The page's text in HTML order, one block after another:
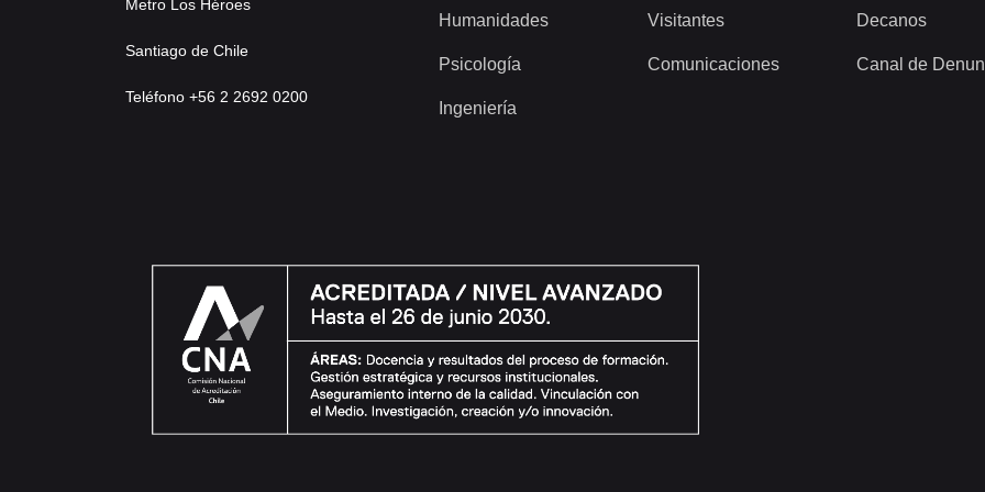
Metro Los Héroes
Santiago de Chile
Teléfono +56 2 2692 0200
Humanidades
Psicología
Ingeniería
Visitantes
Comunicaciones
Decanos
Canal de